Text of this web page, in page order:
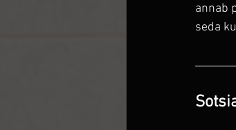
annab
seda